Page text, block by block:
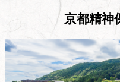
京都精神